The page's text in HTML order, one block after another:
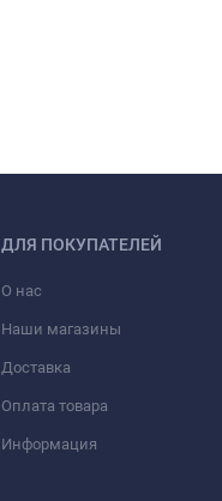
ДЛЯ ПОКУПАТЕЛЕЙ
О нас
Наши магазины
Доставка
Оплата товара
Информация